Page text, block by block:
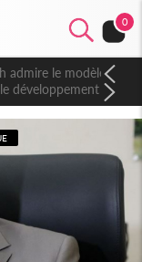
0
admire le modèle
développement